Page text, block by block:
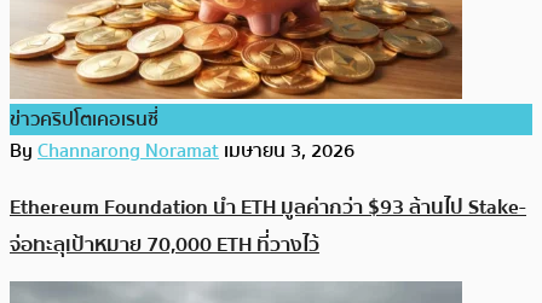
ข่าวคริปโตเคอเรนซี่
ByChannarong Noramatเมษายน 3, 2026
Ethereum Foundation นำ ETH มูลค่ากว่า $93 ล้านไป Stake-
จ่อทะลุเป้าหมาย 70,000 ETH ที่วางไว้